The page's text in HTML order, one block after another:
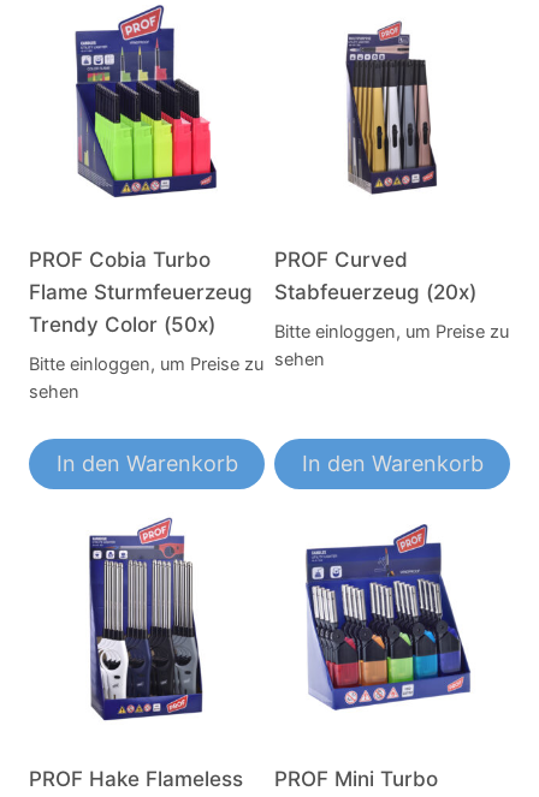
PROF Cobia Turbo
Flame Sturmfeuerzeug
Trendy Color (50x)
Bitte einloggen, um Preise zu
sehen
In den Warenkorb
PROF Curved
Stabfeuerzeug (20x)
Bitte einloggen, um Preise zu
sehen
In den Warenkorb
PROF Hake Flameless
PROF Mini Turbo